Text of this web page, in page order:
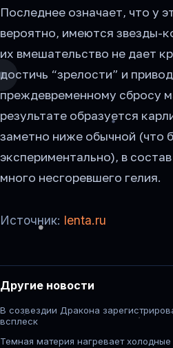
Последнее означает, что у
вероятно, имеются звезды-
их вмешательство не дает
достичь “зрелости” и
преждевременному сбросу
результате образуется
заметно ниже обычной (что
экспериментально), в
много несгоревшего гелия.
Источник: lenta.ru
Другие новости
В созвездии Дракона
всплеск
Темная материя нагревает холодные